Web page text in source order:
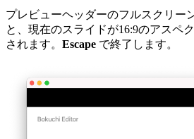
プレビューヘッダーのフルスクリー
と、現在のスライドが16:9のアスペ
されます。 Escape で終了します。